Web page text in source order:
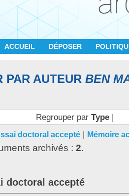
ACCUEIL DÉPOSER
PAR AUTEUR BEN
Regrouper par Type|
doctoral accepté | Mémoire
archivés : 2.
doctoral accepté